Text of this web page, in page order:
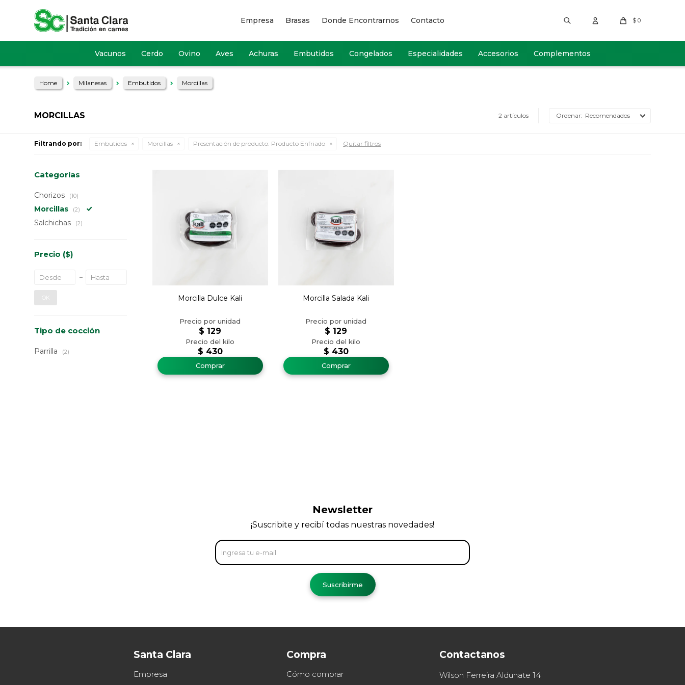
Vacunos Cerdo Ovino Aves Achuras Embutidos Congelados Especialidades Accesorios Complementos
$ 0
Empresa Brasas Donde Encontrarnos Contacto
Home Milanesas Embutidos Morcillas
MORCILLAS 2 artículos Recomendados
Filtrando por: Embutidos Morcillas Presentación de producto: Producto Enfriado Quitar filtros
Morcilla Dulce Kali
$ 430
$ 129
Morcilla Salada Kali
$ 430
$ 129
Categorías
Chorizos (10)
Morcillas (2)
Salchichas (2)
Precio ($)
OK
Tipo de cocción
Parrilla (2)
Santa Clara
Empresa
Compra
Cómo comprar
Contactanos
Wilson Ferreira Aldunate 14
Newsletter
¡Suscribite y recibí todas nuestras novedades!
Suscribirme